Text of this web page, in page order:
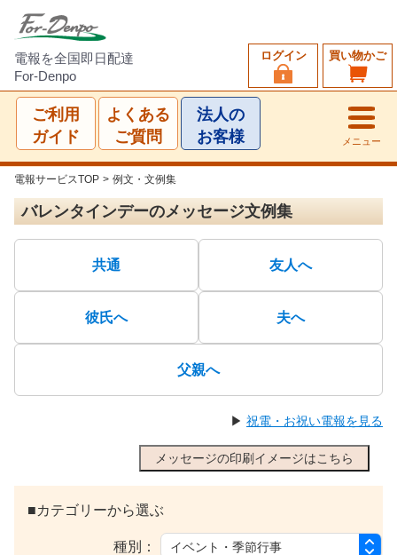
電報を全国即日配達
For-Denpo
買い物かご
ログイン
ご利用
ガイド
よくある
ご質問
法人の
お客様
メニュー
電報サービスTOP > 例文・文例集
バレンタインデーのメッセージ文例集
共通 友人へ
彼氏へ 夫へ
父親へ
▶ 祝電・お祝い電報を見る
メッセージの印刷イメージはこちら
■カテゴリーから選ぶ
種別：